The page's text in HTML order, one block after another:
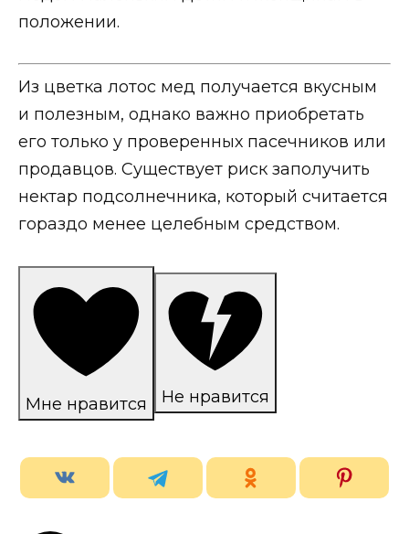
положении.
Из цветка лотос мед получается вкусным
и полезным, однако важно приобретать
его только у проверенных пасечников или
продавцов. Существует риск заполучить
нектар подсолнечника, который считается
гораздо менее целебным средством.
Мне нравится Не нравится